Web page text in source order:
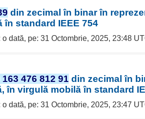
din zecimal în binar în
în standard IEEE 754
dată, pe: 31 Octombrie, 2025, 23:48
163 476 812 91 din zecimal în
în virgulă mobilă în standard
dată, pe: 31 Octombrie, 2025, 23:47